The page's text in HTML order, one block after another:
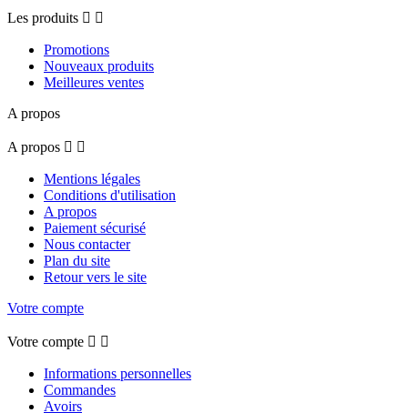
Les produits  
Promotions
Nouveaux produits
Meilleures ventes
A propos
A propos  
Mentions légales
Conditions d'utilisation
A propos
Paiement sécurisé
Nous contacter
Plan du site
Retour vers le site
Votre compte
Votre compte  
Informations personnelles
Commandes
Avoirs